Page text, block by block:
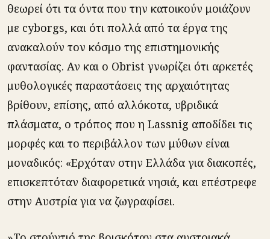
θεωρεί ότι τα όντα που την κατοικούν μοιάζουν
με cyborgs, και ότι πολλά από τα έργα της
ανακαλούν τον κόσμο της επιστημονικής
φαντασίας. Αν και ο Obrist γνωρίζει ότι αρκετές
μυθολογικές παραστάσεις της αρχαιότητας
βρίθουν, επίσης, από αλλόκοτα, υβριδικά
πλάσματα, ο τρόπος που η Lassnig αποδίδει τις
μορφές και το περιβάλλον των μύθων είναι
μοναδικός: «Ερχόταν στην Ελλάδα για διακοπές,
επισκεπτόταν διαφορετικά νησιά, και επέστρεφε
στην Αυστρία για να ζωγραφίσει.